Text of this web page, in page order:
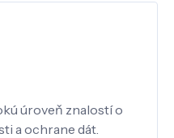
úroveň znalostí o
a ochrane dát.